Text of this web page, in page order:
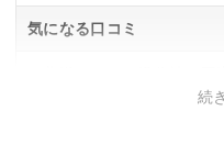
マルチポイント対応
気になる口コミ
続